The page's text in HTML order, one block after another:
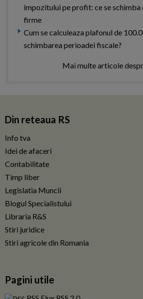
impozitului pe profit: ce se
firme
Cum se calculeaza plafonul de
schimbarea perioadei fiscale?
Mai multe articole
Din reteaua RS
Info tva
Idei de afaceri
Contabilitate
Timp liber
Legislatia Muncii
Blogul Specialistului
Libraria R&S
Stiri juridice
Stiri agricole din Romania
Pagini utile